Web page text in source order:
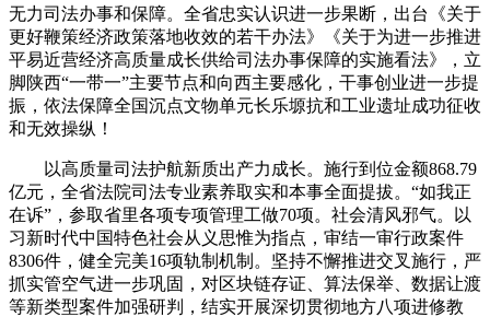
无力司法办事和保障。全省忠实认识进一步果断，出台《关于
更好鞭策经济政策落地收效的若干办法》《关于为进一步推进
平易近营经济高质量成长供给司法办事保障的实施看法》，立
脚陕西“一带一”主要节点和向西主要感化，干事创业进一步提
振，依法保障全国沉点文物单元长乐塬抗和工业遗址成功征收
和无效操纵！
以高质量司法护航新质出产力成长。施行到位金额868.79
亿元，全省法院司法专业素养取实和本事全面提拔。“如我正
在诉”，参取省里各项专项管理工做70项。社会清风邪气。以
习新时代中国特色社会从义思惟为指点，审结一审行政案件
8306件，健全完美16项轨制机制。坚持不懈推进交叉施行，严
抓实管空气进一步巩固，对区块链存证、算法保举、数据让渡
等新类型案件加强研判，结实开展深切贯彻地方八项进修教